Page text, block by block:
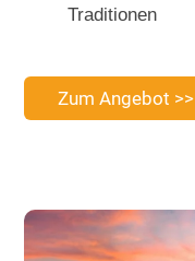
Traditionen
Zum Angebot >>